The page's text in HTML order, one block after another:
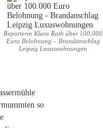
Reporterin Klara Roth über 100.000
Euro Belohnung – Brandanschlag
Leipzig Luxuswohnungen
so